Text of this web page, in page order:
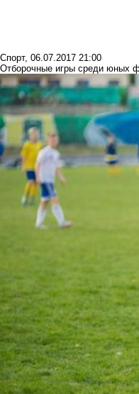
Спорт, 06.07.2017 21:00
Отборочные игры среди юных